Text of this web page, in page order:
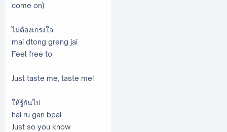
come on)
ไม่ต้องเกรงใจ
mai dtong greng jai
Feel free to
Just taste me, taste me!
ให้รู้กันไป
hai ru gan bpai
Just so you know